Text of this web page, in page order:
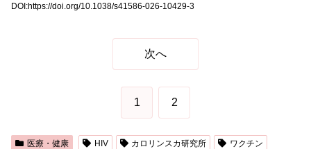
DOI:https://doi.org/10.1038/s41586-026-10429-3
次へ
1 2
医療・健康 HIV カロリンスカ研究所
ワクチン